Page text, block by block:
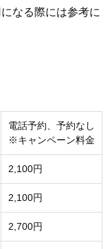
なる際には参考に
電話予約、予約なし
※キャンペーン料金
2,100円
2,100円
2,700円